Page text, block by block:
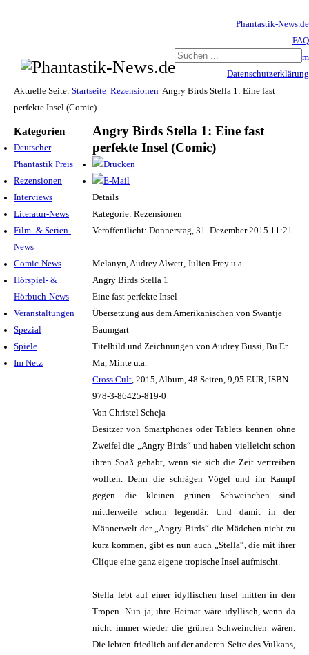
Phantastik-News.de
FAQ
Impressum
Datenschutzerklärung
Haftungsausschluss
Aktuelle Seite: Startseite Rezensionen Angry Birds Stella 1: Eine fast
perfekte Insel (Comic)
Kategorien
Deutscher
Phantastik Preis
Rezensionen
Interviews
Literatur-News
Film- & Serien-
News
Comic-News
Hörspiel- &
Hörbuch-News
Veranstaltungen
Spezial
Spiele
Im Netz
Angry Birds Stella 1: Eine fast
perfekte Insel (Comic)
Details
Kategorie: Rezensionen
Veröffentlicht: Donnerstag, 31. Dezember 2015 11:21
Melanyn, Audrey Alwett, Julien Frey u.a.
Angry Birds Stella 1
Eine fast perfekte Insel
Übersetzung aus dem Amerikanischen von Swantje
Baumgart
Titelbild und Zeichnungen von Audrey Bussi, Bu Er
Ma, Minte u.a.
Cross Cult , 2015, Album, 48 Seiten, 9,95 EUR, ISBN
978-3-86425-819-0
Von Christel Scheja
Besitzer von Smartphones oder Tablets kennen ohne
Zweifel die „Angry Birds“ und haben vielleicht schon
ihren Spaß gehabt, wenn sie sich die Zeit vertreiben
wollten. Denn die schrägen Vögel und ihr Kampf
gegen die kleinen grünen Schweinchen sind
mittlerweile schon legendär. Und damit in der
Männerwelt der „Angry Birds“ die Mädchen nicht zu
kurz kommen, gibt es nun auch „Stella“, die mit ihrer
Clique eine ganz eigene tropische Insel aufmischt.
Stella lebt auf einer idyllischen Insel mitten in den
Tropen. Nun ja, ihre Heimat wäre idyllisch, wenn da
nicht immer wieder die grünen Schweinchen wären.
Die lebten friedlich auf der anderen Seite des Vulkans,